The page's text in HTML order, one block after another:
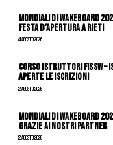
Mondiali di Wakeboard
festa d’apertura a Rieti
4 Agosto 2026
CORSO ISTRUTTORI FISSW
APERTE LE ISCRIZIONI
2 Agosto 2026
Mondiali di Wakeboard
grazie ai nostri Partner
2 Agosto 2026